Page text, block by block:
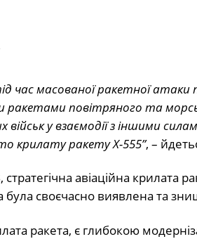
час масованої ракетної
ракетами повітряного та
у взаємодії з іншими
крилату ракету Х-555”, –
авіаційна крилата
була своєчасно виявлена та
ракета, є глибокою